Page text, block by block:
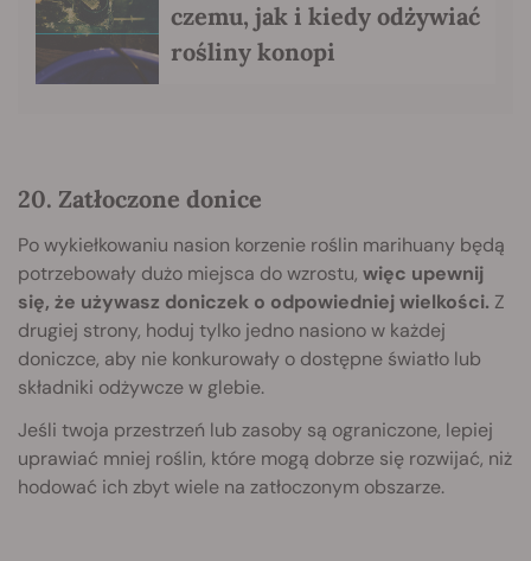
czemu, jak i kiedy odżywiać
rośliny konopi
20. Zatłoczone donice
Po wykiełkowaniu nasion korzenie roślin marihuany będą
potrzebowały dużo miejsca do wzrostu, więc upewnij
się, że używasz doniczek o odpowiedniej wielkości. Z
drugiej strony, hoduj tylko jedno nasiono w każdej
doniczce, aby nie konkurowały o dostępne światło lub
składniki odżywcze w glebie.
Jeśli twoja przestrzeń lub zasoby są ograniczone, lepiej
uprawiać mniej roślin, które mogą dobrze się rozwijać, niż
hodować ich zbyt wiele na zatłoczonym obszarze.